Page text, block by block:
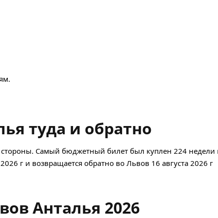
туда и обратно
Самый бюджетный билет был куплен 224 недели
г и возвращается обратно во Львов 16 августа 2026 г
Анталья 2026